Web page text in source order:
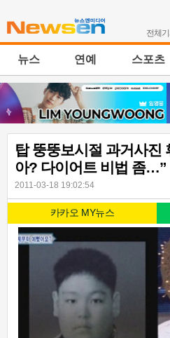
전체
뉴스 연예 스포츠
탑 뚱뚱보시절 과거사진
아? 다이어트 비법 좀…”
2011-03-18 19:02:54
카카오 MY뉴스